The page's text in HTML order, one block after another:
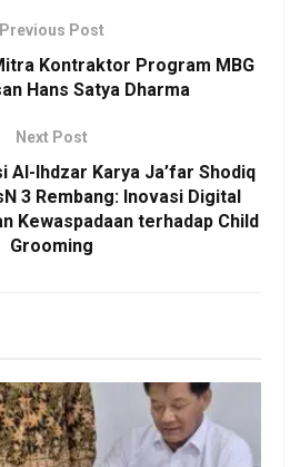
Previous Post
Kontraktor Program MBG
Hans Satya Dharma
Next Post
Al-Ihdzar Karya Ja’far Shodiq
3 Rembang: Inovasi Digital
Kewaspadaan terhadap Child
Grooming